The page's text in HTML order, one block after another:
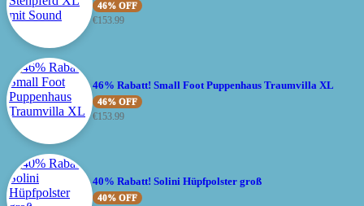
46% OFF
€153.99
46% Rabatt! Small Foot Puppenhaus Traumvilla XL
46% OFF
€153.99
40% Rabatt! Solini Hüpfpolster groß
40% OFF